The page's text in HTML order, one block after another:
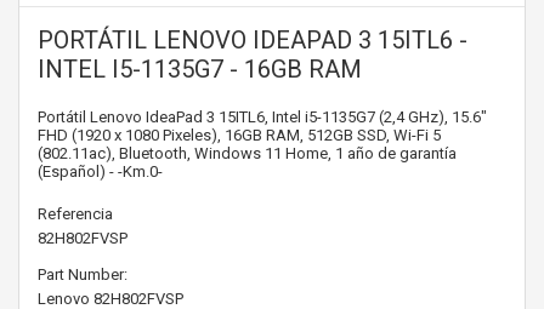
PORTÁTIL LENOVO IDEAPAD 3 15ITL6 -
INTEL I5-1135G7 - 16GB RAM
Portátil Lenovo IdeaPad 3 15ITL6, Intel i5-1135G7 (2,4 GHz), 15.6"
FHD (1920 x 1080 Pixeles), 16GB RAM, 512GB SSD, Wi-Fi 5
(802.11ac), Bluetooth, Windows 11 Home, 1 año de garantía
(Español) - -Km.0-
Referencia
82H802FVSP
Part Number:
Lenovo 82H802FVSP